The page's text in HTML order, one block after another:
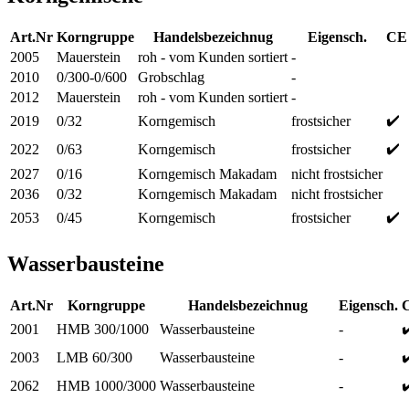
Art.Nr Korngruppe Handelsbezeichnug Eigensch.
CE
2005
Mauerstein roh - vom Kunden sortiert -
2010
0/300-0/600 Grobschlag
-
2012
Mauerstein roh - vom Kunden sortiert -
2019
0/32 Korngemisch frostsicher
✔️
2022
0/63 Korngemisch frostsicher
✔️
2027
0/16 Korngemisch Makadam
nicht frostsicher
2036
0/32 Korngemisch Makadam
nicht frostsicher
2053
0/45 Korngemisch frostsicher ✔️
Wasserbausteine
Art.Nr Korngruppe Handelsbezeichnug Eigensch.
2001
HMB 300/1000 Wasserbausteine -
2003
LMB 60/300 Wasserbausteine -
2062
HMB 1000/3000 Wasserbausteine -